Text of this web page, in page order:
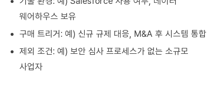
웨어하우스 보유
구매 트리거: 예) 신규 규제 대응, M&A 후 시스템 통합
제외 조건: 예) 보안 심사 프로세스가 없는 소규모
사업자